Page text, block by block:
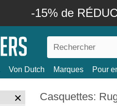
-15% de
Von Dutch Marques Pour
Casquettes: